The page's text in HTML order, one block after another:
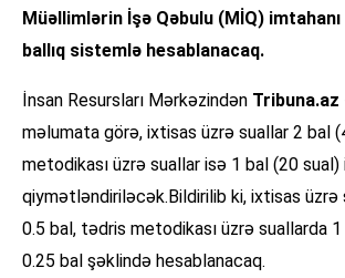
Müəllimlərin İşə Qəbulu (MİQ)
ballıq sistemlə hesablanacaq.
İnsan Resursları Mərkəzindən Tribuna.az
məlumata görə, ixtisas üzrə suallar 2 bal
metodikası üzrə suallar isə 1 bal (20 sual)
qiymətləndiriləcək.Bildirilib ki, ixtisas üzrə
0.5 bal, tədris metodikası üzrə suallarda
0.25 bal şəklində hesablanacaq.